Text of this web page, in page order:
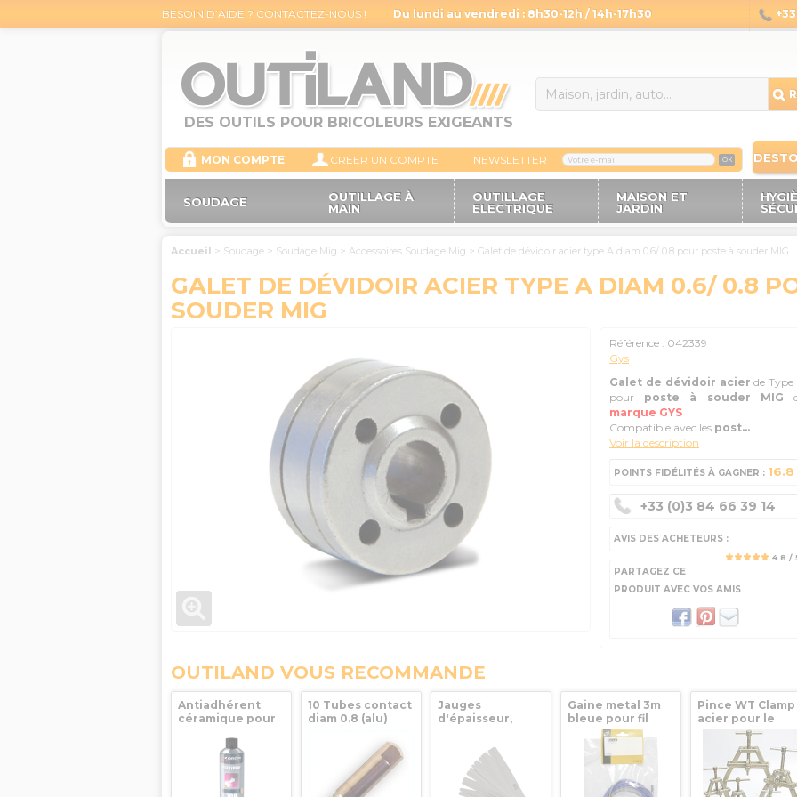
BESOIN D’AIDE ? CONTACTEZ-NOUS ! Du lundi au vendredi : 8h30-12h / 14h-17h30
DES OUTILS POUR BRICOLEURS EXIGEANTS
MON COMPTE CREER UN COMPTE NEWSLETTER OK
SOUDAGE
OUTILLAGE À
MAIN
OUTILLAGE
ELECTRIQUE
MAISON ET
JARDIN
Accueil > Soudage > Soudage Mig > Accessoires Soudage Mig > Galet de dévidoir acier type A diam 0.6/ 0.8 pour poste à souder MIG
GALET DE DÉVIDOIR ACIER TYPE A DIAM 0.6/ 0.8
SOUDER MIG
Référence : 042339
Gys
Galet de dévidoir acier de Type
pour poste à souder MIG
marque GYS
Compatible avec les post...
Voir la description
POINTS FIDÉLITÉS À GAGNER : 16.8
+33 (0)3 84 66 39 14
AVIS DES ACHETEURS :
4.8 /
PARTAGEZ CE
PRODUIT AVEC VOS AMIS
OUTILAND VOUS RECOMMANDE
Antiadhérent
céramique pour
de soudure
Ceraspray 708
10 Tubes contact
diam 0.8 (alu)
Jauges
d'épaisseur,
5260200001
Gaine metal 3m
bleue pour fil
acier Ø0.6/0.8mm
Pince WT Clamp
acier pour le
soudage de
tubes de 51 à
127mm
WELDTECH